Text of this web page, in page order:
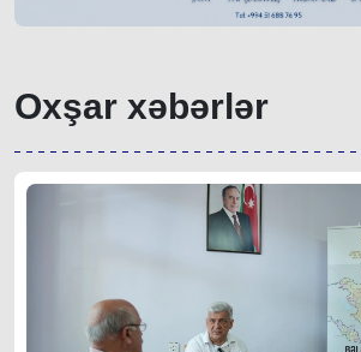
Oxşar xəbərlər